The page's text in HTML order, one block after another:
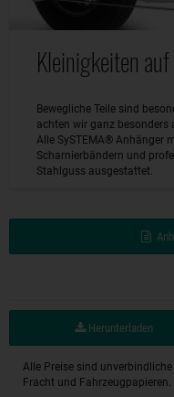
Kleinigkeiten
Bewegliche Teile sind
achten wir ganz besonders
Alle SySTEMA® Anhänger
Scharnierbändern und
Stahlguss ausgestattet.
Herunterladen
Alle Preise sind
Fracht und Fahrzeugpapieren.